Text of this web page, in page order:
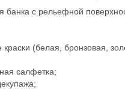
банка с рельефной
краски (белая, бронзовая,
салфетка;